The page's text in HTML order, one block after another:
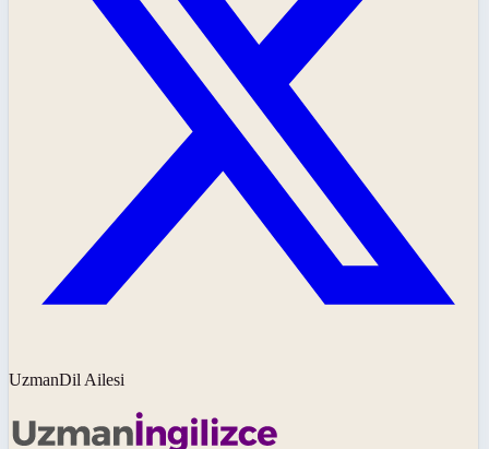
UzmanDil Ailesi